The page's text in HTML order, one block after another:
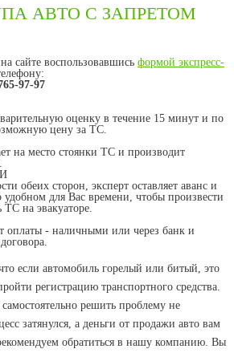
АВТО С ЗАПРЕТОМ
сайте воспользовавшись формой экспресс-
97-97
оценку в течение 15 минут и по
цену за ТС.
на место стоянки ТС и производит
обеих сторон, эксперт оставляет аванс и
удобном для Вас времени, чтобы произвести
на эвакуаторе.
оплаты - наличными или через банк и
если автомобиль горелый или битый, это
регистрацию транспортного средства.
решить проблему не
затянулся, а деньги от продажи авто вам
обратиться в нашу компанию. Вы